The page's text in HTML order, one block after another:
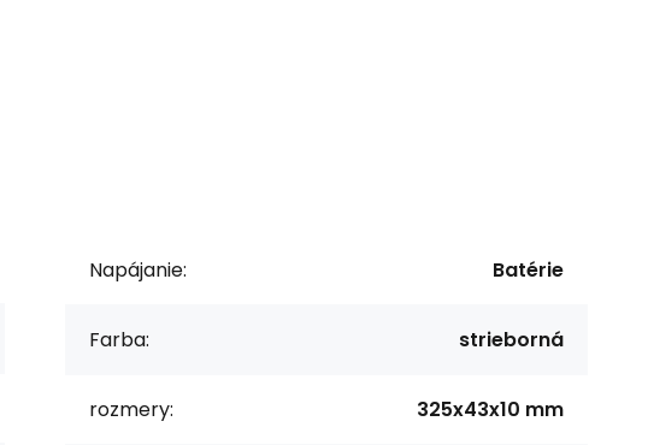
Napájanie: Batérie
Farba: strieborná
rozmery: 325x43x10 mm